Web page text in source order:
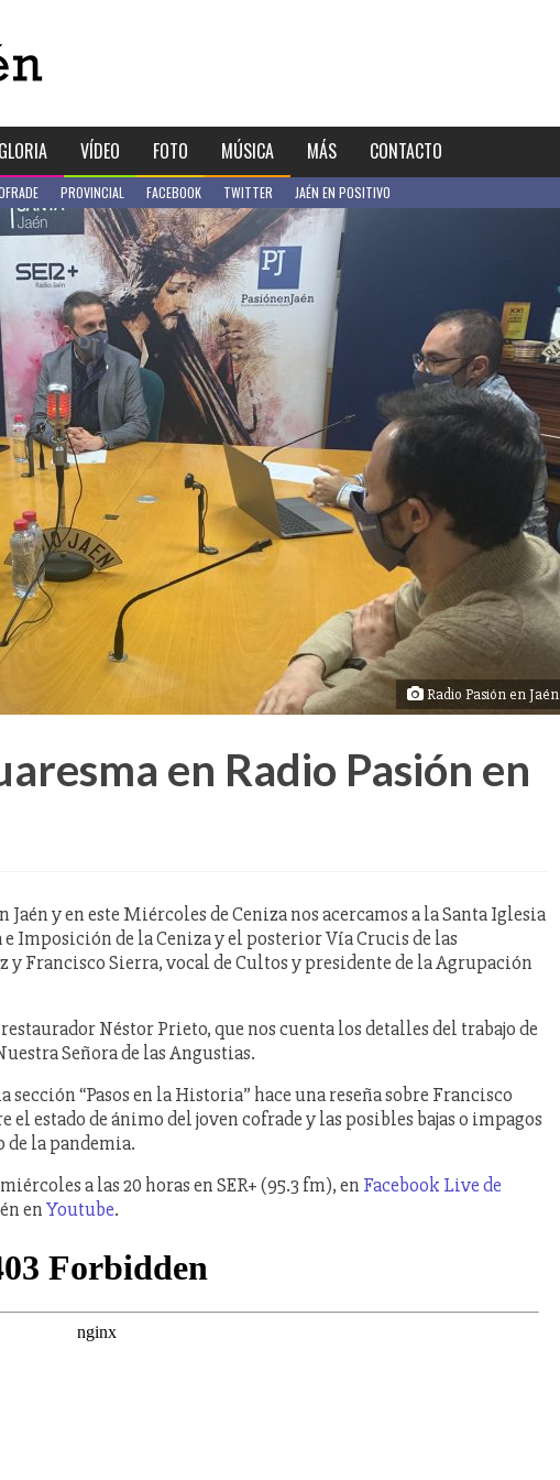
VÍDEO FOTO MÚSICA MÁS CONTACTO
PROVINCIAL FACEBOOK TWITTER JAÉN EN POSITIVO
Radio Pasión en Jaén
en Radio Pasión en
Jaén y en este Miércoles de Ceniza nos acercamos a la Santa Iglesia
Imposición de la Ceniza y el posterior Vía Crucis de las
y Francisco Sierra, vocal de Cultos y presidente de la Agrupación
Néstor Prieto, que nos cuenta los detalles del trabajo de
Señora de las Angustias.
“Pasos en la Historia” hace una reseña sobre Francisco
estado de ánimo del joven cofrade y las posibles bajas o impagos
de la pandemia.
a las 20 horas en SER+ (95.3 fm), en Facebook Live de
enYoutube.